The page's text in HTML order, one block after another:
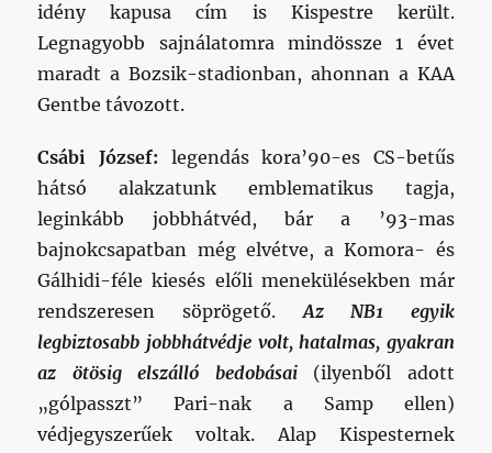
idény kapusa cím is Kispestre került.
Legnagyobb sajnálatomra mindössze 1 évet
maradt a Bozsik-stadionban, ahonnan a KAA
Gentbe távozott.
Csábi József: legendás kora’90-es CS-betűs
hátsó alakzatunk emblematikus tagja,
leginkább jobbhátvéd, bár a ’93-mas
bajnokcsapatban még elvétve, a Komora- és
Gálhidi-féle kiesés előli menekülésekben már
rendszeresen söprögető.Az NB1 egyik
legbiztosabb jobbhátvédje volt, hatalmas, gyakran
az ötösig elszálló bedobásai(ilyenből adott
„gólpasszt” Pari-nak a Samp ellen)
védjegyszerűek voltak. Alap Kispesternek